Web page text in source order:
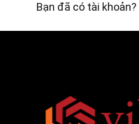
Bạn đã có tài khoản?